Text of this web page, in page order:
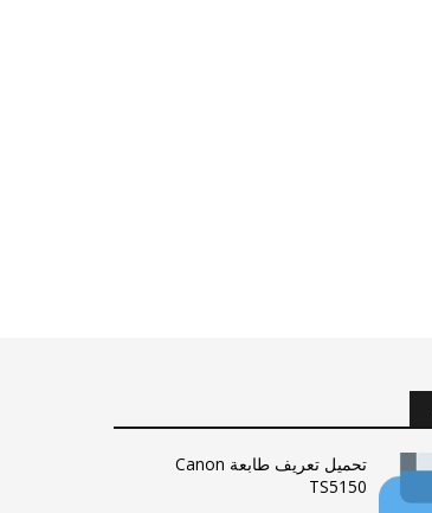
تحميل تعريف طابعة Canon
TS5150